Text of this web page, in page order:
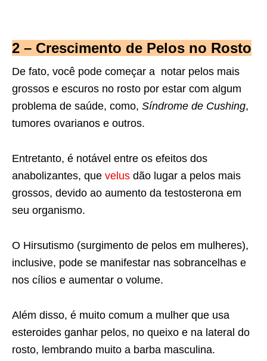
2 – Crescimento de Pelos no Rosto
De fato, você pode começar a notar pelos mais
grossos e escuros no rosto por estar com algum
problema de saúde, como, Síndrome de Cushing,
tumores ovarianos e outros.
Entretanto, é notável entre os efeitos dos
anabolizantes, que velus dão lugar a pelos mais
grossos, devido ao aumento da testosterona em
seu organismo.
O Hirsutismo (surgimento de pelos em mulheres),
inclusive, pode se manifestar nas sobrancelhas e
nos cílios e aumentar o volume.
Além disso, é muito comum a mulher que usa
esteroides ganhar pelos, no queixo e na lateral do
rosto, lembrando muito a barba masculina.